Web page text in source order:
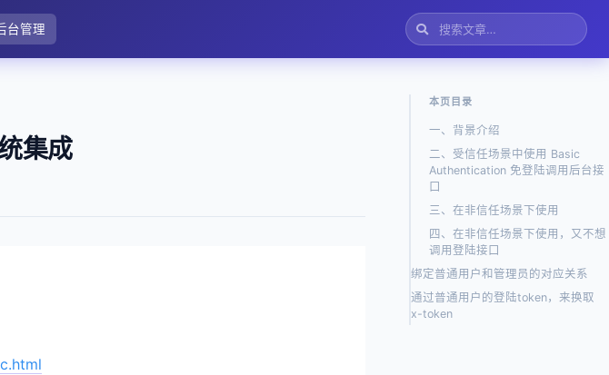
台管理
集成
本页目录
一、背景介绍
二、受信任场景中使用 Basic
Authentication 免登陆调用后台接
口
三、在非信任场景下使用
四、在非信任场景下使用，又不想
调用登陆接口
绑定普通用户和管理员的对应关系
通过普通用户的登陆token，来换取
x-token